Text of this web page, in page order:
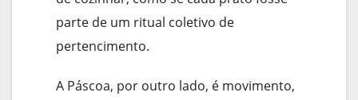
parte de um ritual coletivo de
pertencimento.
A Páscoa, por outro lado, é movimento,